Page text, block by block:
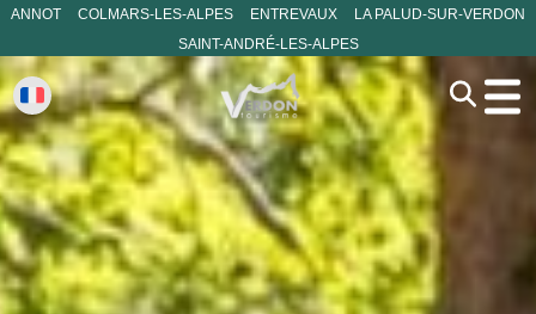
ANNOT COLMARS-LES-ALPES ENTREVAUX
LA PALUD-SUR-VERDON
SAINT-ANDRÉ-LES-ALPES